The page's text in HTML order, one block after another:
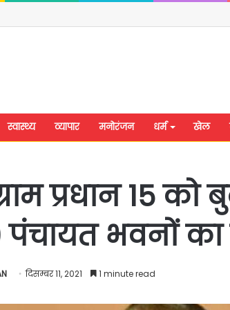
स्वास्थ्य व्यापार मनोरंजन धर्म खेल
प्रधान 15
पंचायत भवनों का
दिसम्बर 11, 2021 1 minute read